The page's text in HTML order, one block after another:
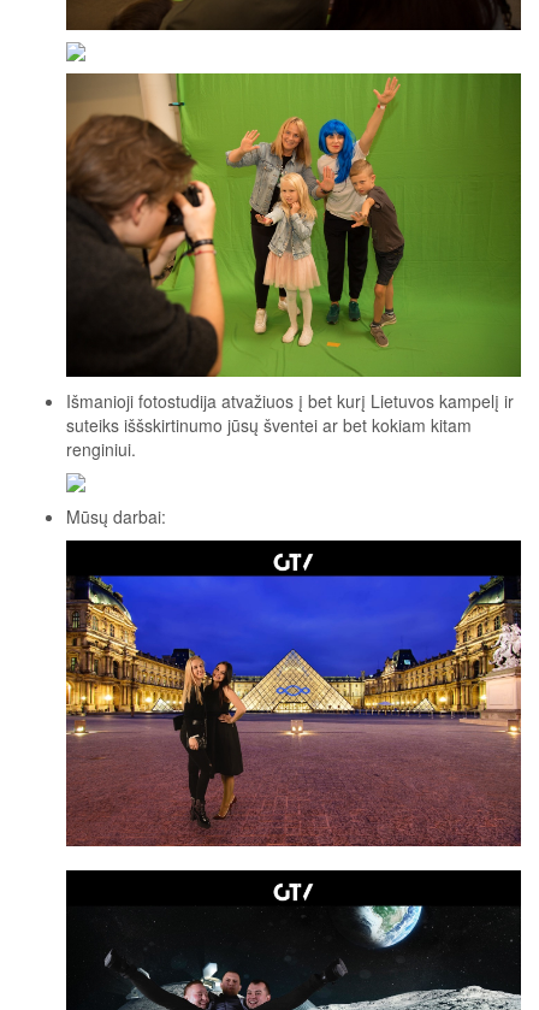
Išmanioji fotostudija atvažiuos į bet kurį Lietuvos kampelį ir
suteiks iššskirtinumo jūsų šventei ar bet kokiam kitam
renginiui.
Mūsų darbai: